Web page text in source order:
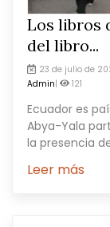
Los libros
del libro...
23 de julio de
Admin| 121
Ecuador es
Abya-Yala
la presencia
Leer más